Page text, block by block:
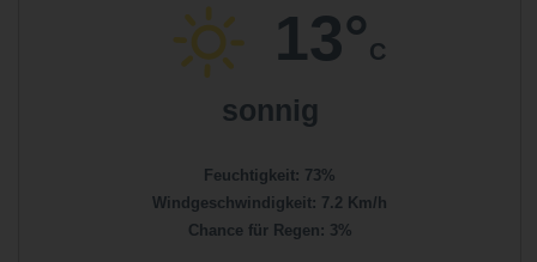
13°C
sonnig
Feuchtigkeit: 73%
Windgeschwindigkeit: 7.2 Km/h
Chance für Regen: 3%